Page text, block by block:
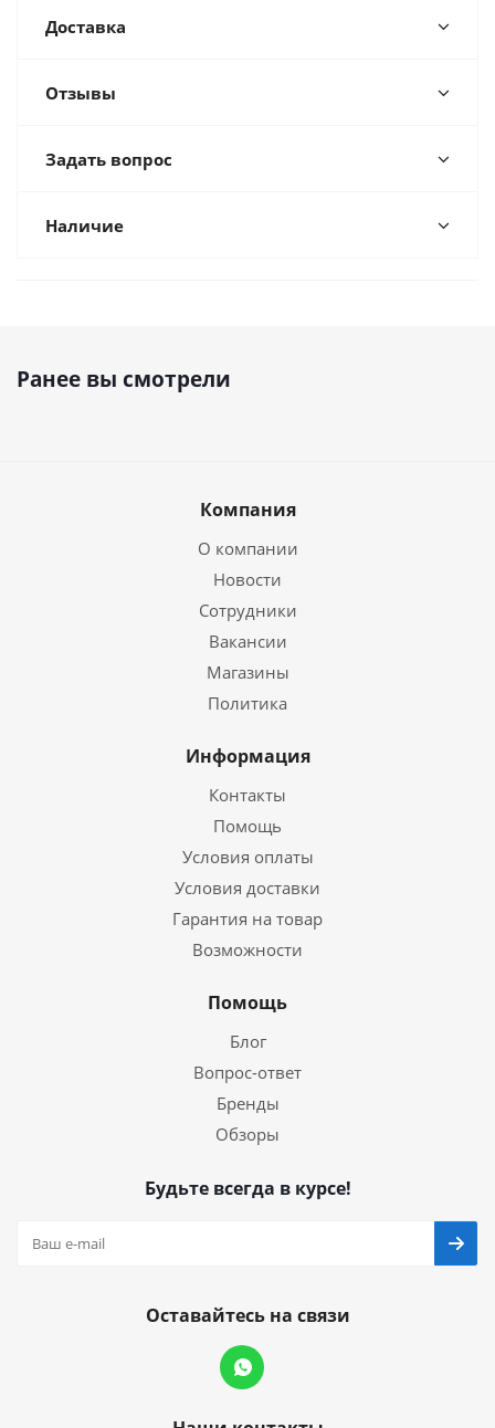
Доставка
Отзывы
Задать вопрос
Наличие
Ранее вы смотрели
Компания
О компании
Новости
Сотрудники
Вакансии
Магазины
Политика
Информация
Контакты
Помощь
Условия оплаты
Условия доставки
Гарантия на товар
Возможности
Помощь
Блог
Вопрос-ответ
Бренды
Обзоры
Будьте всегда в курсе!
Оставайтесь на связи